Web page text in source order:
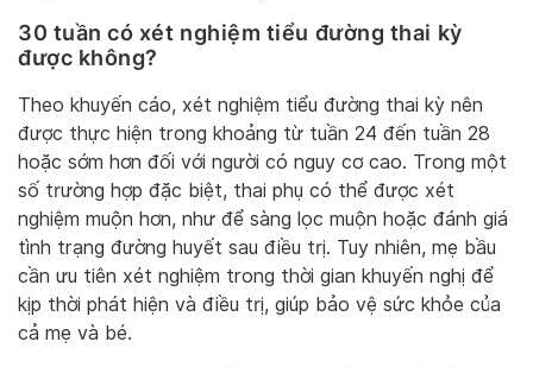
30 tuần có xét nghiệm tiểu đường thai kỳ
được không?
Theo khuyến cáo, xét nghiệm tiểu đường thai kỳ nên
được thực hiện trong khoảng từ tuần 24 đến tuần 28
hoặc sớm hơn đối với người có nguy cơ cao. Trong một
số trường hợp đặc biệt, thai phụ có thể được xét
nghiệm muộn hơn, như để sàng lọc muộn hoặc đánh giá
tình trạng đường huyết sau điều trị. Tuy nhiên, mẹ bầu
cần ưu tiên xét nghiệm trong thời gian khuyến nghị để
kịp thời phát hiện và điều trị, giúp bảo vệ sức khỏe của
cả mẹ và bé.